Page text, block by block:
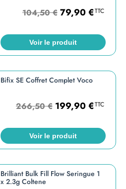
104,50€ 79,90€TTC
Voir le produit
Bifix SE Coffret Complet Voco
266,50€ 199,90€TTC
Voir le produit
Brilliant Bulk Fill Flow Seringue 1
x 2.3g Coltene